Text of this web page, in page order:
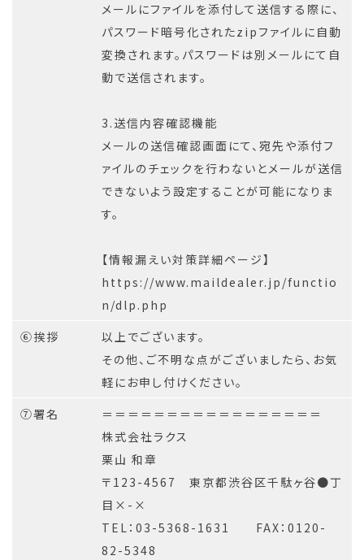
メールにファイルを添付して送信する際に、
パスワード暗号化されたzipファイルに自動
変換されます。パスワードは別メールにて自
動で送信されます。
3.送信内容確認機能
メールの送信確認画面にて、宛先や添付フ
ァイルのチェックを行わないとメールが送信
できないよう設定することが可能になりま
す。
【情報漏えい対策詳細ページ】
https://www.maildealer.jp/functio
n/dlp.php
⑥挨拶
以上でございます。
その他、ご不明な点がございましたら、お気
軽にお申し付けください。
⑦署名
＝＝＝＝＝＝＝＝＝＝＝＝＝＝＝＝＝
株式会社ラクス
栗山 和章
〒123-4567 東京都渋谷区千駄ヶ谷●丁
目×-×
TEL：03-5368-1631 FAX：0120-
82-5348